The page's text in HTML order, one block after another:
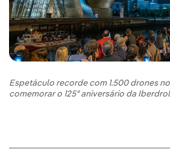
Espetáculo recorde com 1.500 drones
comemorar o 125º aniversário da